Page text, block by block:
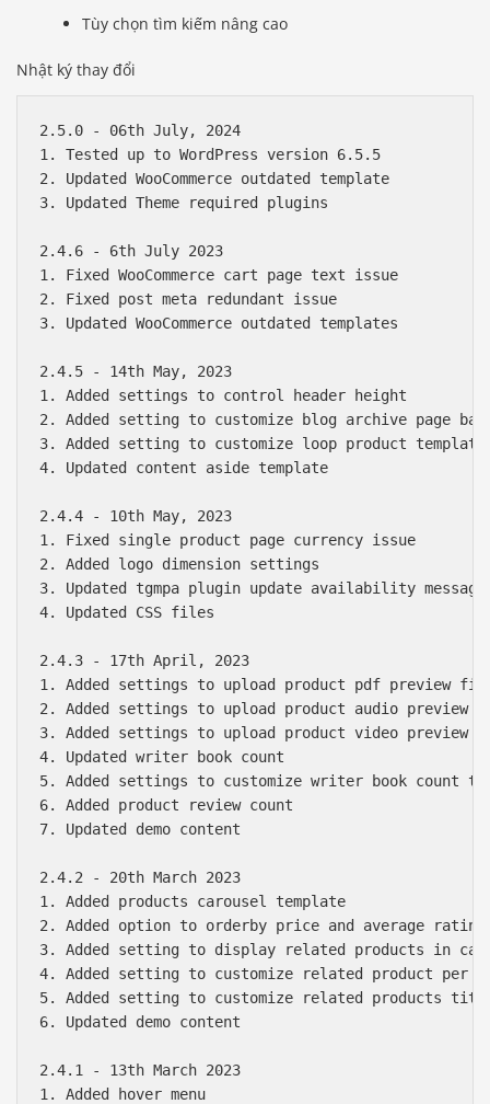
Tùy chọn tìm kiếm nâng cao
Nhật ký thay đổi
2.5.0 - 06th July, 2024
1. Tested up to WordPress version 6.5.5
2. Updated WooCommerce outdated template
3. Updated Theme required plugins
2.4.6 - 6th July 2023
1. Fixed WooCommerce cart page text issue
2. Fixed post meta redundant issue
3. Updated WooCommerce outdated templates
2.4.5 - 14th May, 2023
1. Added settings to control header height
2. Added setting to customize blog archive page
3. Added setting to customize loop product template
4. Updated content aside template
2.4.4 - 10th May, 2023
1. Fixed single product page currency issue
2. Added logo dimension settings
3. Updated tgmpa plugin update availability message
4. Updated CSS files
2.4.3 - 17th April, 2023
1. Added settings to upload product pdf preview
2. Added settings to upload product audio preview
3. Added settings to upload product video preview
4. Updated writer book count
5. Added settings to customize writer book count
6. Added product review count
7. Updated demo content
2.4.2 - 20th March 2023
1. Added products carousel template
2. Added option to orderby price and average
3. Added setting to display related products in
4. Added setting to customize related product per
5. Added setting to customize related products
6. Updated demo content
2.4.1 - 13th March 2023
1. Added hover menu